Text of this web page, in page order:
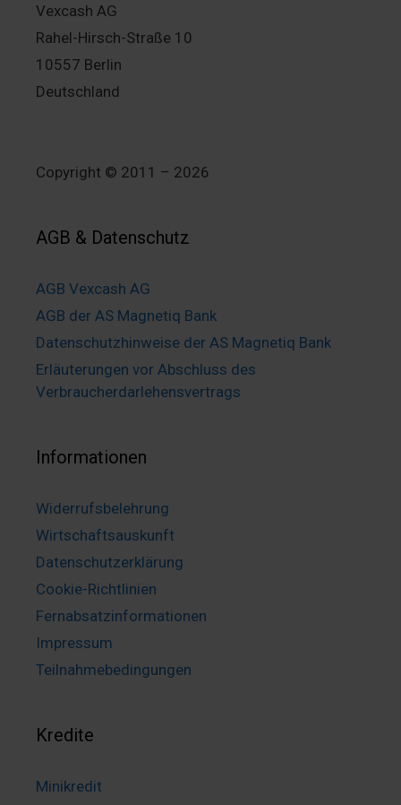
Vexcash AG
Rahel-Hirsch-Straße 10
10557 Berlin
Deutschland
Copyright © 2011 – 2026
AGB & Datenschutz
AGB Vexcash AG
AGB der AS Magnetiq Bank
Datenschutzhinweise der AS Magnetiq Bank
Erläuterungen vor Abschluss des
Verbraucherdarlehensvertrags
Informationen
Widerrufsbelehrung
Wirtschaftsauskunft
Datenschutzerklärung
Cookie-Richtlinien
Fernabsatzinformationen
Impressum
Teilnahmebedingungen
Kredite
Minikredit